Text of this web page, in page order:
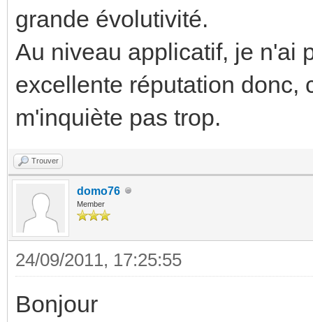
grande évolutivité.
Au niveau applicatif, je n'ai
excellente réputation donc,
m'inquiète pas trop.
Trouver
domo76
Member
24/09/2011, 17:25:55
Bonjour